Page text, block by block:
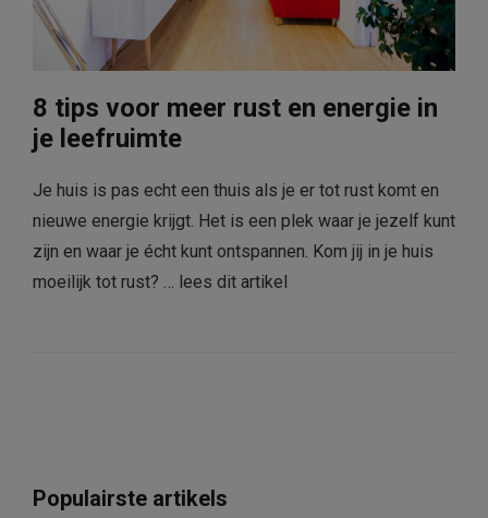
8 tips voor meer rust en energie in
je leefruimte
Je huis is pas echt een thuis als je er tot rust komt en
nieuwe energie krijgt. Het is een plek waar je jezelf kunt
zijn en waar je écht kunt ontspannen. Kom jij in je huis
moeilijk tot rust? … lees dit artikel
Populairste artikels